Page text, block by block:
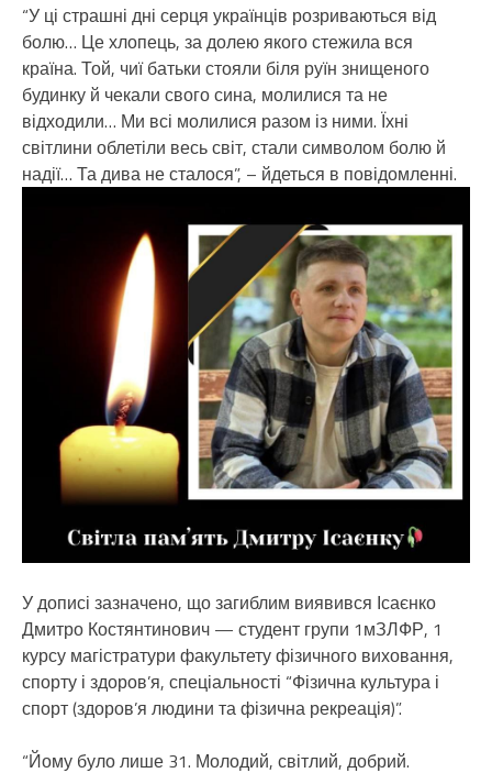
“У ці страшні дні серця українців розриваються від
болю… Це хлопець, за долею якого стежила вся
країна. Той, чиї батьки стояли біля руїн знищеного
будинку й чекали свого сина, молилися та не
відходили… Ми всі молилися разом із ними. Їхні
світлини облетіли весь світ, стали символом болю й
надії… Та дива не сталося”, – йдеться в повідомленні.
У дописі зазначено, що загиблим виявився Ісаєнко
Дмитро Костянтинович — студент групи 1мЗЛФР, 1
курсу магістратури факультету фізичного виховання,
спорту і здоров’я, спеціальності “Фізична культура і
спорт (здоров’я людини та фізична рекреація)”.
“Йому було лише 31. Молодий, світлий, добрий.